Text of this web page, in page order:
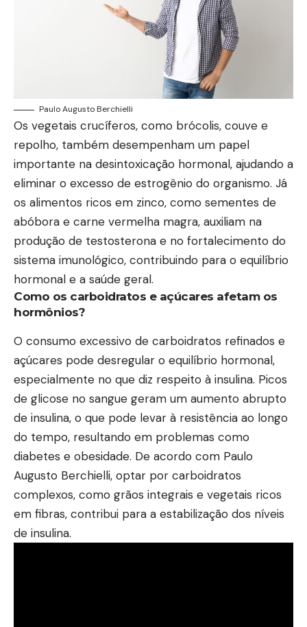
Paulo Augusto Berchielli
Os vegetais crucíferos, como brócolis, couve e
repolho, também desempenham um papel
importante na desintoxicação hormonal, ajudando a
eliminar o excesso de estrogênio do organismo. Já
os alimentos ricos em zinco, como sementes de
abóbora e carne vermelha magra, auxiliam na
produção de testosterona e no fortalecimento do
sistema imunológico, contribuindo para o equilíbrio
hormonal e a saúde geral.
Como os carboidratos e açúcares afetam os
hormônios?
O consumo excessivo de carboidratos refinados e
açúcares pode desregular o equilíbrio hormonal,
especialmente no que diz respeito à insulina. Picos
de glicose no sangue geram um aumento abrupto
de insulina, o que pode levar à resistência ao longo
do tempo, resultando em problemas como
diabetes e obesidade. De acordo com Paulo
Augusto Berchielli, optar por carboidratos
complexos, como grãos integrais e vegetais ricos
em fibras, contribui para a estabilização dos níveis
de insulina.